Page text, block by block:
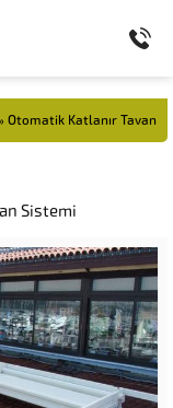
» Otomatik Katlanır Tavan
Sistemi